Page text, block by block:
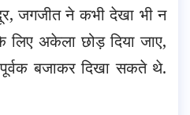
जगजीत ने कभी देखा भी न
अकेला छोड़ दिया जाए,
बजाकर दिखा सकते थे.